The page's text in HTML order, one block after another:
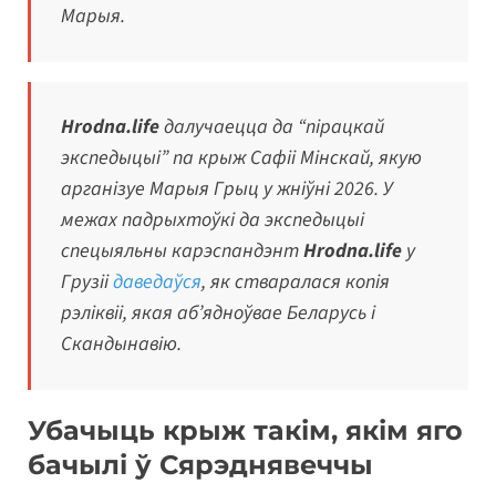
Марыя.
Hrodna.lifeдалучаецца да “пірацкай
экспедыцыі” па крыж Сафіі Мінскай, якую
арганізуе Марыя Грыц у жніўні 2026. У
межах падрыхтоўкі да экспедыцыі
спецыяльны карэспандэнтHrodna.life у
Грузіідаведаўся, як стваралася копія
рэліквіі, якая аб’ядноўвае Беларусь і
Скандынавію.
Убачыць крыж такім, якім яго
бачылі ў Сярэднявеччы